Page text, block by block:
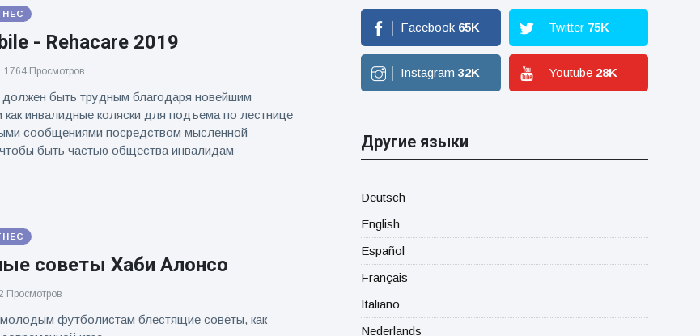
- Rehacare 2019
1764 Просмотров
должен быть трудным благодаря новейшим
как инвалидные коляски для подъема по лестнице
сообщениями посредством мысленной
быть частью общества инвалидам
советы Хаби Алонсо
Просмотров
футболистам блестящие советы, как
Facebook 65K Twitter 75K
Instagram 32K Youtube 28K
Другие языки
Deutsch
English
Español
Français
Italiano
Nederlands